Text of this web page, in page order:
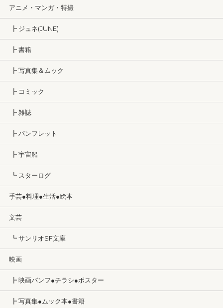
アニメ・マンガ・特撮
┣ ジュネ(JUNE)
┣ 書籍
┣ 写真集＆ムック
┣ コミック
┣ 雑誌
┣ パンフレット
┣ 宇宙船
┗ スターログ
手芸●料理●生活●絵本
文芸
┗ サンリオSF文庫
映画
┣ 映画パンフ●チラシ●ポスター
┣ 写真集●ムック本●書籍